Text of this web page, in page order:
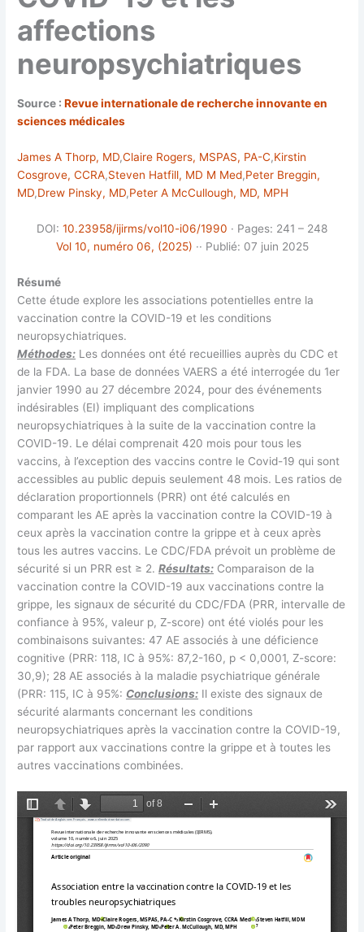
affections
neuropsychiatriques
Source :Revue internationale de recherche innovante en
sciences médicales
James A Thorp, MD,Claire Rogers, MSPAS, PA-C,Kirstin
Cosgrove, CCRA,Steven Hatfill, MD M Med,Peter Breggin,
MD,Drew Pinsky, MD,Peter A McCullough, MD, MPH
DOI: 10.23958/ijirms/vol10-i06/1990 · Pages: 241 – 248
Vol 10, numéro 06, (2025) ·· Publié: 07 juin 2025
Résumé
Cette étude explore les associations potentielles entre la
vaccination contre la COVID-19 et les conditions
neuropsychiatriques.
Méthodes: Les données ont été recueillies auprès du CDC et
de la FDA. La base de données VAERS a été interrogée du 1er
janvier 1990 au 27 décembre 2024, pour des événements
indésirables (EI) impliquant des complications
neuropsychiatriques à la suite de la vaccination contre la
COVID-19. Le délai comprenait 420 mois pour tous les
vaccins, à l’exception des vaccins contre le Covid-19 qui sont
accessibles au public depuis seulement 48 mois. Les ratios de
déclaration proportionnels (PRR) ont été calculés en
comparant les AE après la vaccination contre la COVID-19 à
ceux après la vaccination contre la grippe et à ceux après
tous les autres vaccins. Le CDC/FDA prévoit un problème de
sécurité si un PRR est ≥ 2.Résultats: Comparaison de la
vaccination contre la COVID-19 aux vaccinations contre la
grippe, les signaux de sécurité du CDC/FDA (PRR, intervalle de
confiance à 95%, valeur p, Z-score) ont été violés pour les
combinaisons suivantes: 47 AE associés à une déficience
cognitive (PRR: 118, IC à 95%: 87,2-160, p < 0,0001, Z-score:
30,9); 28 AE associés à la maladie psychiatrique générale
(PRR: 115, IC à 95%: Conclusions: Il existe des signaux de
sécurité alarmants concernant les conditions
neuropsychiatriques après la vaccination contre la COVID-19,
par rapport aux vaccinations contre la grippe et à toutes les
autres vaccinations combinées.